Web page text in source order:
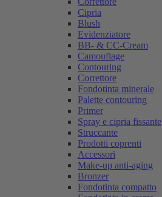
Cipria
Blush
Evidenziatore
BB- & CC-Cream
Camouflage
Contouring
Correttore
Fondotinta minerale
Palette contouring
Primer
Spray e cipria fissante
Struccante
Prodotti coprenti
Accessori
Make-up anti-aging
Bronzer
Fondotinta compatto